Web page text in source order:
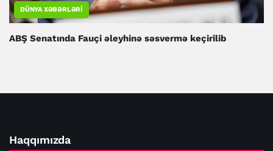
DÜNYA XƏBƏRLƏRI
ABŞ Senatında Fauçi əleyhinə səsvermə keçirilib
Haqqımızda